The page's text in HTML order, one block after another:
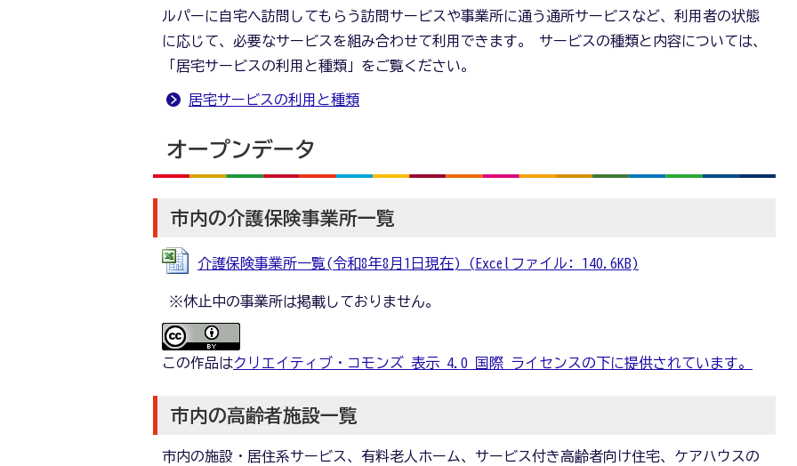
ルパーに自宅へ訪問してもらう訪問サービスや事業所に通う通所サービスなど、利用者の状態
に応じて、必要なサービスを組み合わせて利用できます。 サービスの種類と内容については、
「居宅サービスの利用と種類」をご覧ください。
居宅サービスの利用と種類
オープンデータ
市内の介護保険事業所一覧
介護保険事業所一覧(令和8年8月1日現在) (Excelファイル: 140.6KB)
※休止中の事業所は掲載しておりません。
この作品はクリエイティブ・コモンズ 表示 4.0 国際 ライセンスの下に提供されています。
市内の高齢者施設一覧
市内の施設・居住系サービス、有料老人ホーム、サービス付き高齢者向け住宅、ケアハウスの